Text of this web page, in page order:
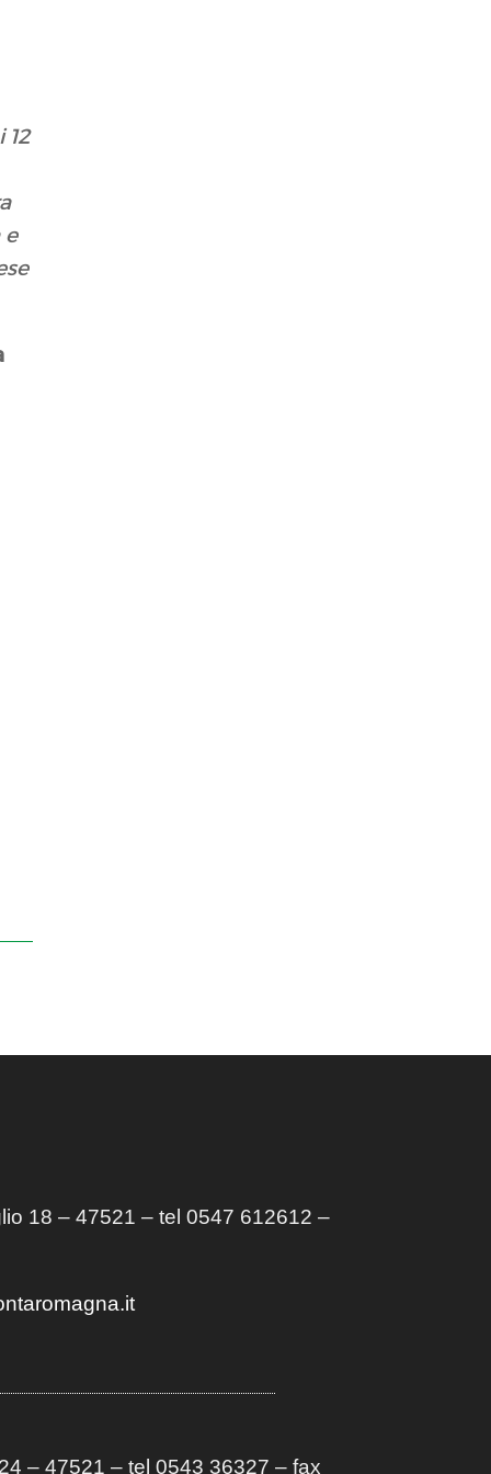
e
18 – 47521 – tel 0547 612612 –
– 47521 – tel 0543 36327 – fax